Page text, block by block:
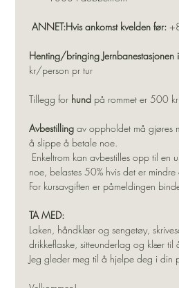
ANNET:Hvis ankomst kvelden før:
Henting/bringing Jernbanestasjonen
kr/person pr tur
Tillegg for hund på rommet er 500
Avbestilling av oppholdet må gjøres
å slippe å betale noe.
noe, belastes 50% hvis det er mindre
For kursavgiften er påmeldingen
TA MED:
Laken, håndklær og sengetøy,
drikkeflaske, sitteunderlag og klær
Jeg gleder meg til å hjelpe deg i din